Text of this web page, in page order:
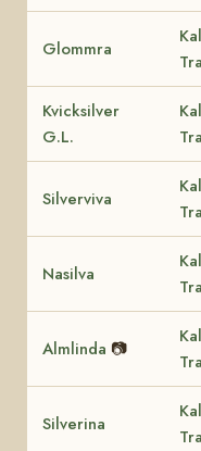
Glommra
Kvicksilver
G.L.
Silverviva
Nasilva
Almlinda 📷
Silverina